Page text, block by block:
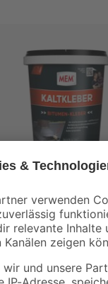
Bitumen-Kaltkleber
800 g
6,99
8,74 € / Kilogramm